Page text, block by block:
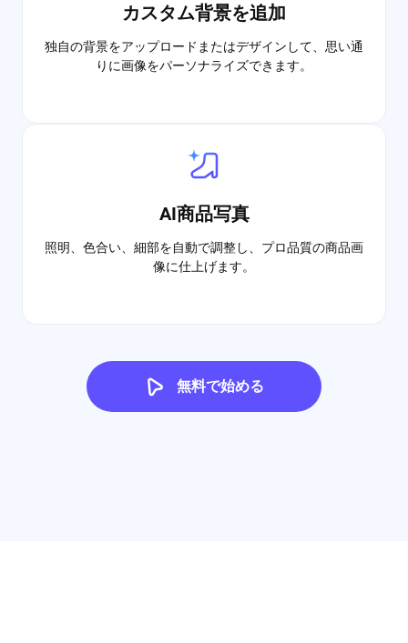
カスタム背景を追加
独自の背景をアップロードまたはデザインして、思い通
りに画像をパーソナライズできます。
AI商品写真
照明、色合い、細部を自動で調整し、プロ品質の商品画
像に仕上げます。
無料で始める